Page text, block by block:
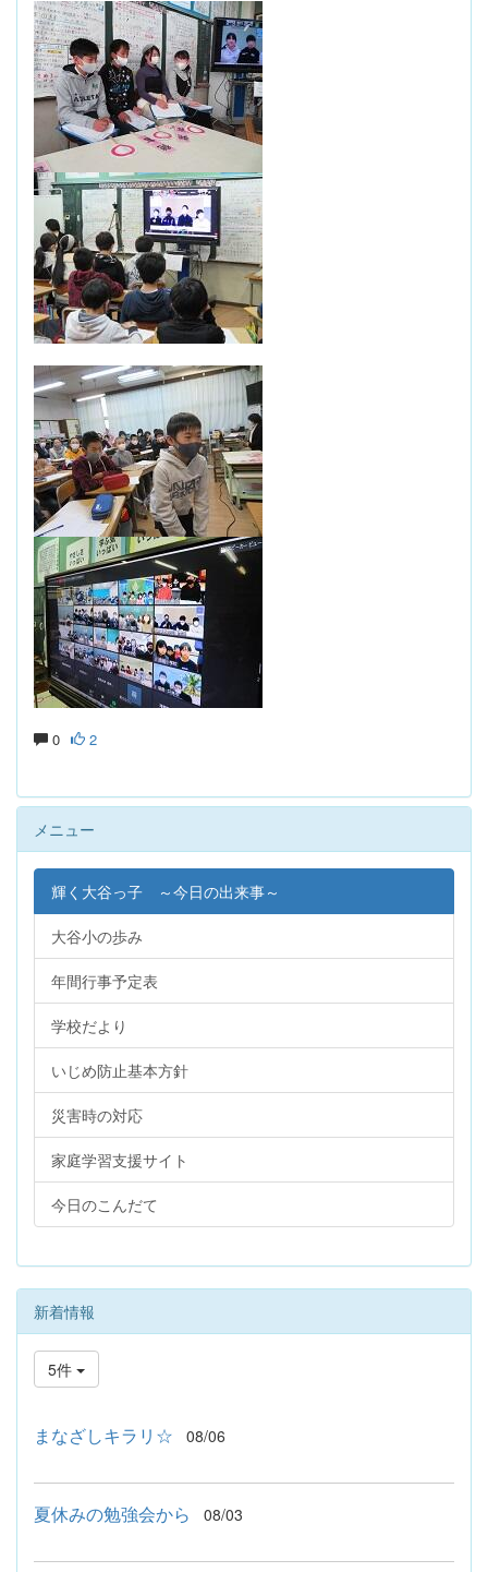
0 2
メニュー
輝く大谷っ子 ～今日の出来事～
大谷小の歩み
年間行事予定表
学校だより
いじめ防止基本方針
災害時の対応
家庭学習支援サイト
今日のこんだて
新着情報
5件
まなざしキラリ☆ 08/06
夏休みの勉強会から 08/03